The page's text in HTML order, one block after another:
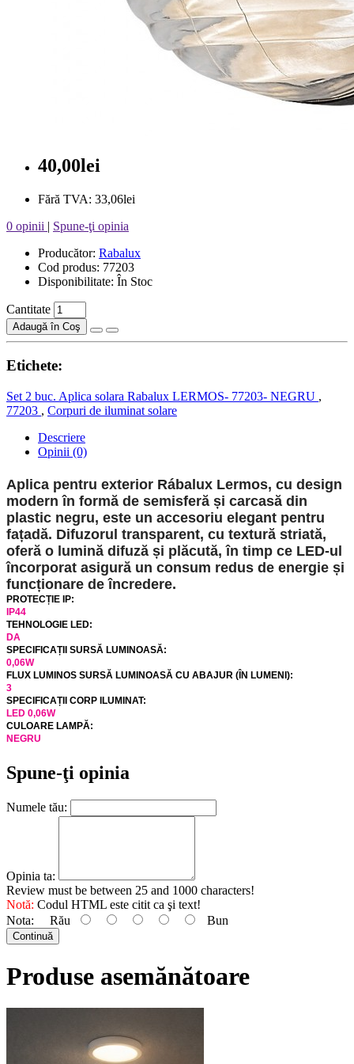
40,00lei
Fără TVA: 33,06lei
0 opinii | Spune-ţi opinia
Producător: Rabalux
Cod produs: 77203
Disponibilitate: În Stoc
Cantitate
Adaugă în Coş
Etichete:
Set 2 buc. Aplica solara Rabalux LERMOS- 77203- NEGRU ,
77203 , Corpuri de iluminat solare
Descriere
Opinii (0)
Aplica pentru exterior Rábalux Lermos, cu design
modern în formă de semisferă și carcasă din
plastic negru, este un accesoriu elegant pentru
fațadă. Difuzorul transparent, cu textură striată,
oferă o lumină difuză și plăcută, în timp ce LED-ul
încorporat asigură un consum redus de energie și
funcționare de încredere.
PROTECȚIE IP:
IP44
TEHNOLOGIE LED:
DA
SPECIFICAȚII SURSĂ LUMINOASĂ:
0,06W
FLUX LUMINOS SURSĂ LUMINOASĂ CU ABAJUR (ÎN LUMENI):
3
SPECIFICAȚII CORP ILUMINAT:
LED 0,06W
CULOARE LAMPĂ:
NEGRU
Spune-ţi opinia
Numele tău:
Opinia ta:
Review must be between 25 and 1000 characters!
Notă: Codul HTML este citit ca şi text!
Nota:
Rău Bun
Continuă
Produse asemănătoare